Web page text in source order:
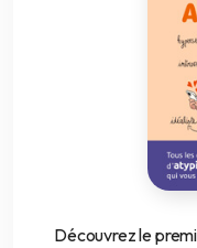
Découvrez le